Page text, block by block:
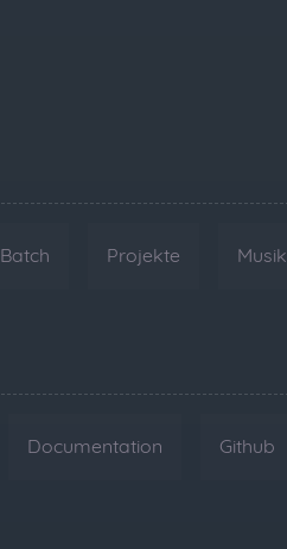
Batch Projekte Musik
Documentation Github